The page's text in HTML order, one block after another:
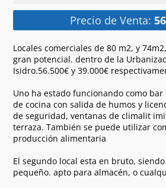
Precio de Venta:
Locales comerciales de 80 m2, y
gran potencial. dentro de la
Isidro.56.500€ y 39.000€
Uno ha estado funcionando como
de cocina con salida de humos y
de seguridad, ventanas de climalit
terraza. También se puede utilizar
producción alimentaria
El segundo local esta en bruto,
pequeño. apto para almacén, o